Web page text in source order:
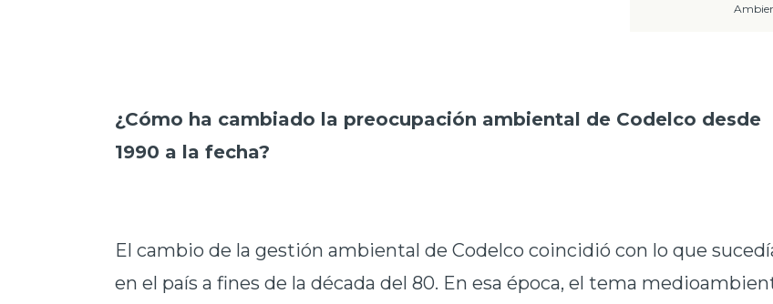
¿Cómo ha cambiado la preocupación ambiental de Codelco desde
1990 a la fecha?
El cambio de la gestión ambiental de Codelco coincidió con lo que
en el país a fines de la década del 80. En esa época, el tema